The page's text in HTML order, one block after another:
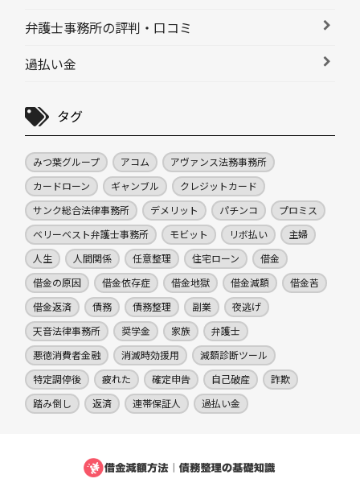
弁護士事務所の評判・口コミ
過払い金
タグ
みつ葉グループ アコム
アヴァンス法務事務所
カードローン
ギャンブル
クレジットカード
サンク総合法律事務所
デメリット パチンコ
プロミス
ベリーベスト弁護士事務所
モビット リボ払い
主婦
人生
人間関係 任意整理 住宅ローン
借金
借金の原因
借金依存症 借金地獄 借金減額
借金苦
借金返済
債務 債務整理 副業
夜逃げ
天音法律事務所
奨学金 家族
弁護士
悪徳消費者金融
消滅時効援用
減額診断ツール
特定調停後
疲れた 確定申告 自己破産
詐欺
踏み倒し
返済 連帯保証人 過払い金